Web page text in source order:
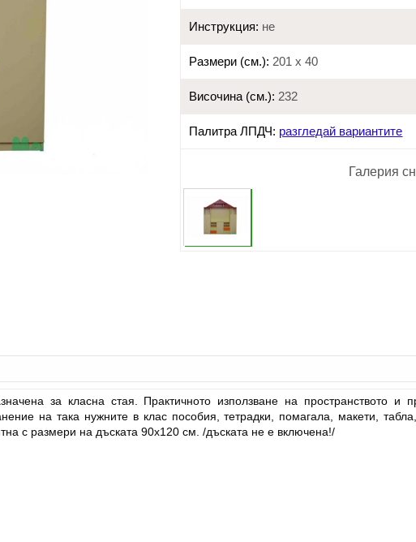
Инструкция: не
Размери (см.): 201 х 40
Височина (см.): 232
Палитра ЛПДЧ: разгледай вариантите
Галерия
за класна стая. Практичното използване на пространството и
на така нужните в клас пособия, тетрадки, помагала, макети,
с размери на дъската 90х120 см. /дъската не е включена!/